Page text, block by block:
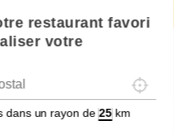
restaurant favori
votre
dans un rayon de km